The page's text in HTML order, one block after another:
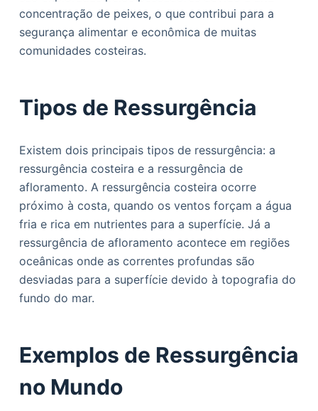
concentração de peixes, o que contribui para a
segurança alimentar e econômica de muitas
comunidades costeiras.
Tipos de Ressurgência
Existem dois principais tipos de ressurgência: a
ressurgência costeira e a ressurgência de
afloramento. A ressurgência costeira ocorre
próximo à costa, quando os ventos forçam a água
fria e rica em nutrientes para a superfície. Já a
ressurgência de afloramento acontece em regiões
oceânicas onde as correntes profundas são
desviadas para a superfície devido à topografia do
fundo do mar.
Exemplos de Ressurgência
no Mundo